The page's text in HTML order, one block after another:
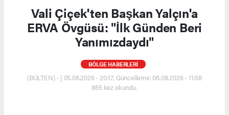
Vali Çiçek'ten Başkan Yalçın'a
ERVA Övgüsü: "İlk Günden Beri
Yanımızdaydı"
BÖLGE HABERLERİ
(BÜLTEN) - | 05.08.2026 - 20:17, Güncelleme: 06.08.2026 - 11:58
865 kez okundu.